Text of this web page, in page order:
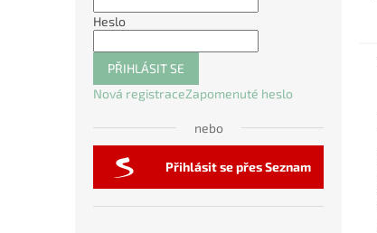
Heslo
PŘIHLÁSIT SE
Nová registraceZapomenuté heslo
nebo
Přihlásit se přes Seznam